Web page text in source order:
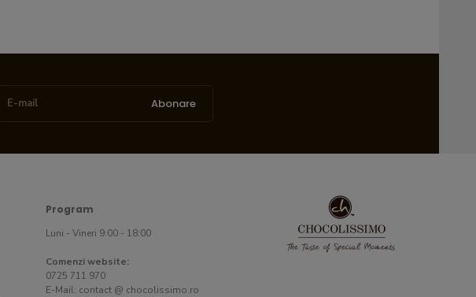
Abonare
Program
Luni - Vineri 9:00 - 18:00
Comenzi website:
0725 711 970
E-Mail: contact @ chocolissimo.ro